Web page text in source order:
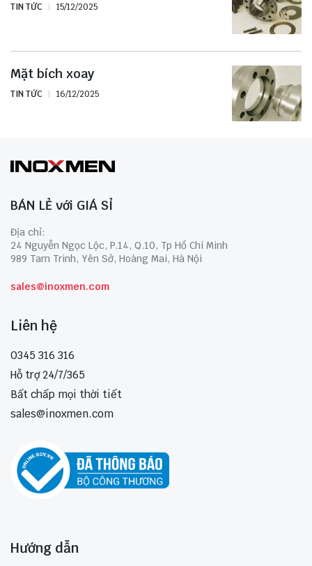
TIN TỨC 15/12/2025
Mặt bích xoay
TIN TỨC 16/12/2025
BÁN LẺ với GIÁ SỈ
Địa chỉ:
24 Nguyễn Ngọc Lộc, P.14, Q.10, Tp Hồ Chí Minh
989 Tam Trinh, Yên Sở, Hoàng Mai, Hà Nội
sales@inoxmen.com
Liên hệ
0345 316 316
Hỗ trợ 24/7/365
Bất chấp mọi thời tiết
sales@inoxmen.com
Hướng dẫn